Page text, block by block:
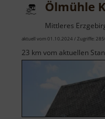
Ölmühle
Mittleres
aktuell vom 01.10.2024 / Zugriffe:
23 km vom aktuellen